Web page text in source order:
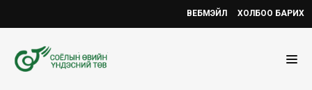
ВЕБМЭЙЛ ХОЛБОО БАРИХ